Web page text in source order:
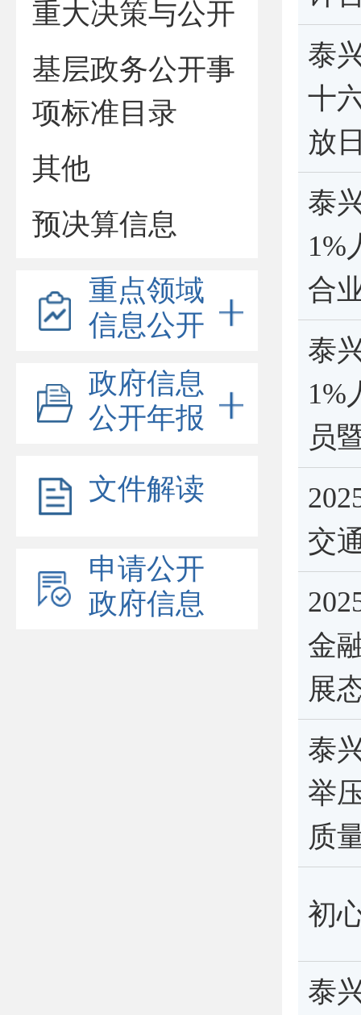
重大决策与公开
基层政务公开事
项标准目录
其他
预决算信息
重点领域
信息公开
政府信息
公开年报
文件解读
申请公开
政府信息
泰
十
放
泰
1%
合
泰
1%
员
交
金
展
泰
举
质
初
泰